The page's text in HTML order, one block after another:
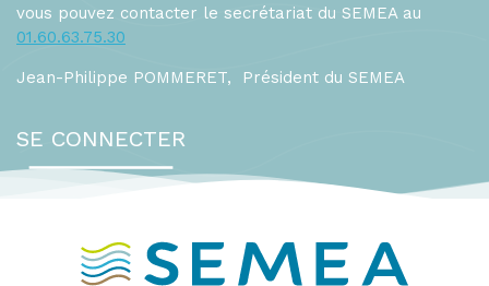
vous pouvez contacter le secrétariat du SEMEA au
01.60.63.75.30
Jean-Philippe POMMERET, Président du SEMEA
SE CONNECTER